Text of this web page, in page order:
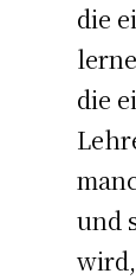
die
die
und